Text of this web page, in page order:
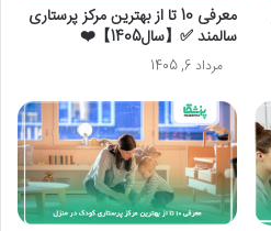
معرفی 10 تا از بهترین مرکز پرستاری
سالمند ✅【سال1405】❤️
مرداد 6, 1405